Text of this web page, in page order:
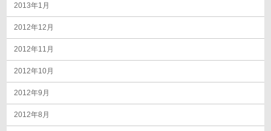
2013年1月
2012年12月
2012年11月
2012年10月
2012年9月
2012年8月